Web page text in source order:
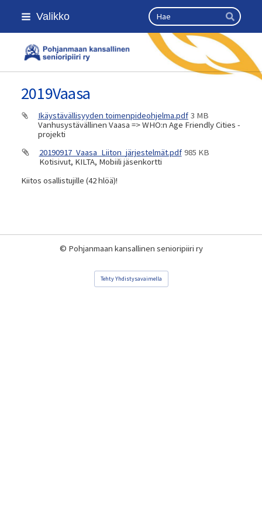
Siirry
sivun
Valikko Haku
Hae
Kansallinen senioriliitto
2019Vaasa
Ikäystävällisyyden toimenpideohjelma.pdf 3 MB
Vanhusystävällinen Vaasa => WHO:n Age Friendly Cities -
projekti
20190917_Vaasa_Liiton_järjestelmät.pdf 985 KB
Kotisivut, KILTA, Mobiili jäsenkortti
Kiitos osallistujille (42 hlöä)!
© Pohjanmaan kansallinen senioripiiri ry
Tehty Yhdistysavaimella